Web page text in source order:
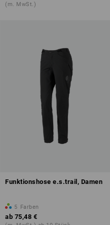
(m. MwSt.)
Funktionshose e.s.trail, Damen
5 Farben
ab 75,48 €